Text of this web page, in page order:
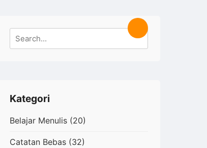
Search
for:
Search
Kategori
Belajar Menulis (20)
Catatan Bebas (32)